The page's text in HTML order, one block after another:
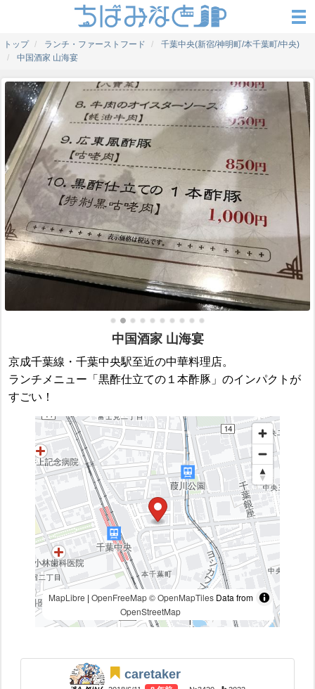
トップ ランチ・ファーストフード
千葉中央(新宿/神明町/本千葉町/中央)
中国酒家 山海宴
中国酒家 山海宴
京成千葉線・千葉中央駅至近の中華料理店。
ランチメニュー「黒酢仕立ての１本酢豚」のインパクトが
すごい！
MapLibre | OpenFreeMap © OpenMapTilesData from
OpenStreetMap
caretaker